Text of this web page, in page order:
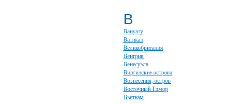
В
Вануату
Ватикан
Великобритания
Венгрия
Венесуэла
Виргинские острова
Вознесения, остров
Восточный Тимор
Вьетнам